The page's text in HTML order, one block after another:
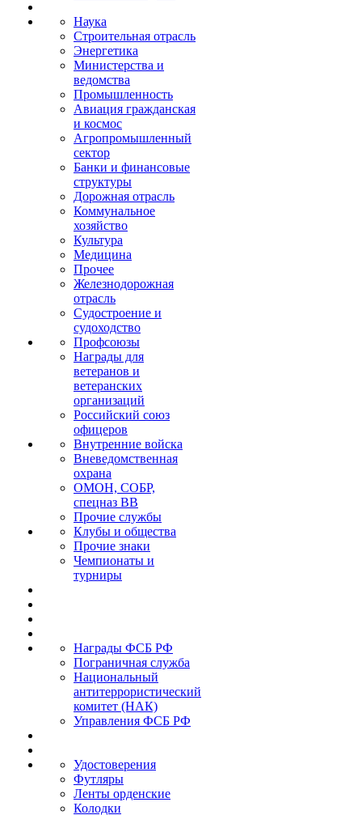
Наука
Строительная отрасль
Энергетика
Министерства и
ведомства
Промышленность
Авиация гражданская
и космос
Агропромышленный
сектор
Банки и финансовые
структуры
Дорожная отрасль
Коммунальное
хозяйство
Культура
Медицина
Прочее
Железнодорожная
отрасль
Судостроение и
судоходство
Профсоюзы
Награды для
ветеранов и
ветеранских
организаций
Российский союз
офицеров
Внутренние войска
Вневедомственная
охрана
ОМОН, СОБР,
спецназ ВВ
Прочие службы
Клубы и общества
Прочие знаки
Чемпионаты и
турниры
Награды ФСБ РФ
Пограничная служба
Национальный
антитеррористический
комитет (НАК)
Управления ФСБ РФ
Удостоверения
Футляры
Ленты орденские
Колодки